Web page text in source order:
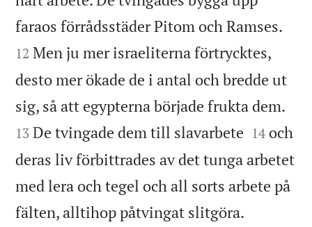
faraos förrådsstäder Pitom och Ramses.
12 Men ju mer israeliterna förtrycktes,
desto mer ökade de i antal och bredde ut
sig, så att egypterna började frukta dem.
13 De tvingade dem till slavarbete 

14 och
deras liv förbittrades av det tunga arbetet
med lera och tegel och all sorts arbete på
fälten, alltihop påtvingat slitgöra.